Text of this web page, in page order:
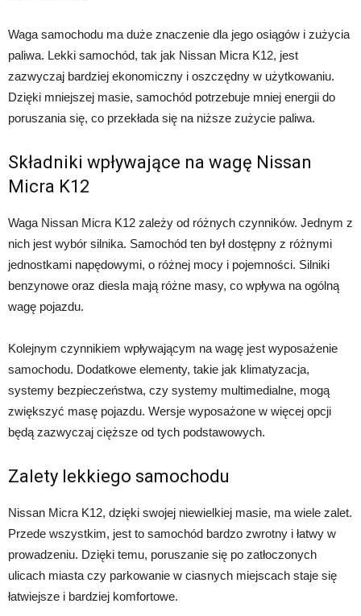
Waga samochodu ma duże znaczenie dla jego osiągów i zużycia
paliwa. Lekki samochód, tak jak Nissan Micra K12, jest
zazwyczaj bardziej ekonomiczny i oszczędny w użytkowaniu.
Dzięki mniejszej masie, samochód potrzebuje mniej energii do
poruszania się, co przekłada się na niższe zużycie paliwa.
Składniki wpływające na wagę Nissan
Micra K12
Waga Nissan Micra K12 zależy od różnych czynników. Jednym z
nich jest wybór silnika. Samochód ten był dostępny z różnymi
jednostkami napędowymi, o różnej mocy i pojemności. Silniki
benzynowe oraz diesla mają różne masy, co wpływa na ogólną
wagę pojazdu.
Kolejnym czynnikiem wpływającym na wagę jest wyposażenie
samochodu. Dodatkowe elementy, takie jak klimatyzacja,
systemy bezpieczeństwa, czy systemy multimedialne, mogą
zwiększyć masę pojazdu. Wersje wyposażone w więcej opcji
będą zazwyczaj cięższe od tych podstawowych.
Zalety lekkiego samochodu
Nissan Micra K12, dzięki swojej niewielkiej masie, ma wiele zalet.
Przede wszystkim, jest to samochód bardzo zwrotny i łatwy w
prowadzeniu. Dzięki temu, poruszanie się po zatłoczonych
ulicach miasta czy parkowanie w ciasnych miejscach staje się
łatwiejsze i bardziej komfortowe.